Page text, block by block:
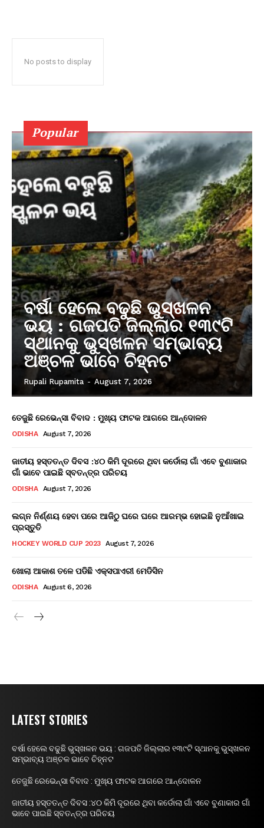
No posts to display
Popular
ବର୍ଷା ହେଲେ ବଢୁଛି ଭୁସ୍ଖଳନ
ଭୟ : ଗଜପତି ଜିଲ୍ଲାର ୧୩୯ଟି
ସ୍ଥାନକୁ ଭୁସ୍ଖଳନ ସମ୍ଭାବ୍ୟ
ଅଞ୍ଚଳ ଭାବେ ଚିହ୍ନଟ
Rupali Rupamita - August 7, 2026
ତେଜୁଛି ରେଭେନ୍ସା ବିବାଦ : ମୁଖ୍ୟ ଫାଟକ ଆଗରେ ଆନ୍ଦୋଳନ
ODISHA August 7, 2026
ଜାତୀୟ ହସ୍ତତନ୍ତ ଦିବସ :୪୦ କିମି ଦୂରରେ ଥିବା କର୍ଡୋଲା ଗାଁ ଏବେ ବୁଣାକାର
ଗାଁ ଭାବେ ପାଇଛି ସ୍ବତନ୍ତ୍ର ପରିଚୟ
ODISHA August 7, 2026
ଲଗ୍ନ ନିର୍ଣ୍ଣୟ ହେବା ପରେ ଆଜିଠୁ ଘରେ ଘରେ ଆରମ୍ଭ ହୋଇଛି ନୁଆଁଖାଇ
ପ୍ରସ୍ତୁତି
HOCKEY WORLD CUP 2023 August 7, 2026
ଖୋଲା ଆକାଶ ତଳେ ପଡିଛି ଏକ୍ସପାଏରୀ ମେଡିସିନ
ODISHA August 6, 2026
LATEST STORIES
ବର୍ଷା ହେଲେ ବଢୁଛି ଭୁସ୍ଖଳନ ଭୟ : ଗଜପତି ଜିଲ୍ଲାର ୧୩୯ଟି ସ୍ଥାନକୁ ଭୁସ୍ଖଳନ
ସମ୍ଭାବ୍ୟ ଅଞ୍ଚଳ ଭାବେ ଚିହ୍ନଟ
ତେଜୁଛି ରେଭେନ୍ସା ବିବାଦ : ମୁଖ୍ୟ ଫାଟକ ଆଗରେ ଆନ୍ଦୋଳନ
ଜାତୀୟ ହସ୍ତତନ୍ତ ଦିବସ :୪୦ କିମି ଦୂରରେ ଥିବା କର୍ଡୋଲା ଗାଁ ଏବେ ବୁଣାକାର ଗାଁ
ଭାବେ ପାଇଛି ସ୍ବତନ୍ତ୍ର ପରିଚୟ